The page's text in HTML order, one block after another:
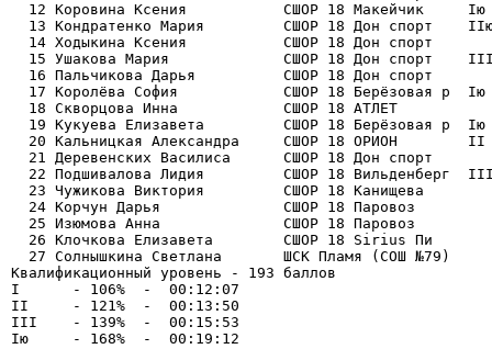
12 Коровина Ксения           СШОР 18 Макейчик
13 Кондратенко Мария         СШОР 18 Дон спорт
14 Ходыкина Ксения           СШОР 18 Дон спорт
15 Ушакова Мария             СШОР 18 Дон спорт
16 Пальчикова Дарья          СШОР 18 Дон спорт
17 Королёва София            СШОР 18 Берёзовая р
18 Скворцова Инна            СШОР 18 АТЛЕТ
19 Кукуева Елизавета         СШОР 18 Берёзовая р
20 Кальницкая Александра     СШОР 18 ОРИОН
21 Деревенских Василиса      СШОР 18 Дон спорт
22 Подшивалова Лидия         СШОР 18 Вильденберг
23 Чужикова Виктория         СШОР 18 Канищева
24 Корчун Дарья              СШОР 18 Паровоз
25 Изюмова Анна              СШОР 18 Паровоз
26 Клочкова Елизавета        СШОР 18 Sirius Пи
27 Солнышкина Светлана       ШСК Пламя
Квалификационный уровень - 193 баллов
I      - 106%  -  00:12:07
II     - 121%  -  00:13:50
III    - 139%  -  00:15:53
Iю     - 168%  -  00:19:12